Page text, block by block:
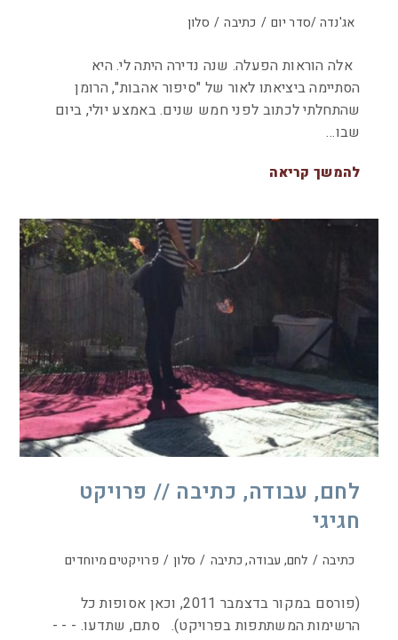
אג'נדה /סדר יום / כתיבה / סלון
אלה הוראות הפעלה. שנה נדירה היתה לי. היא
הסתיימה ביציאתו לאור של "סיפור אהבות", הרומן
שהתחלתי לכתוב לפני חמש שנים. באמצע יולי, ביום
שבו…
להמשך קריאה
לחם, עבודה, כתיבה // פרויקט
חגיגי
כתיבה / לחם, עבודה, כתיבה / סלון / פרויקטים מיוחדים
(פורסם במקור בדצמבר 2011, וכאן אסופות כל
הרשימות המשתתפות בפרויקט). סתם, שתדעו. - - -